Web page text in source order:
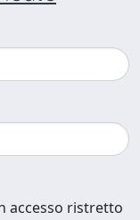
accesso ristretto